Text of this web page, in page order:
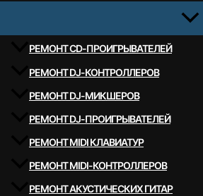
РЕМОНТ CD-ПРОИГРЫВАТЕЛЕЙ
РЕМОНТ DJ-КОНТРОЛЛЕРОВ
РЕМОНТ DJ-МИКШЕРОВ
РЕМОНТ DJ-ПРОИГРЫВАТЕЛЕЙ
РЕМОНТ MIDI КЛАВИАТУР
РЕМОНТ MIDI-КОНТРОЛЛЕРОВ
РЕМОНТ АКУСТИЧЕСКИХ ГИТАР